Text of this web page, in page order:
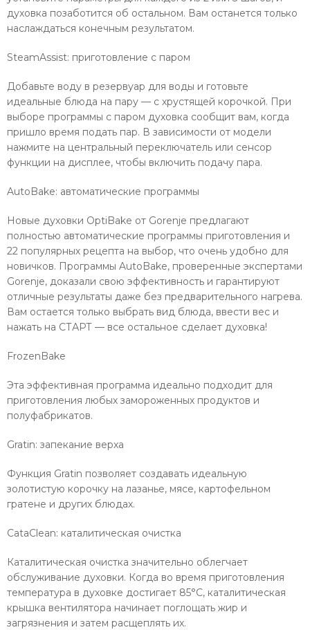
духовка позаботится об остальном. Вам останется только
наслаждаться конечным результатом.
SteamAssist: приготовление с паром
Добавьте воду в резервуар для воды и готовьте
идеальные блюда на пару — с хрустящей корочкой. При
выборе программы с паром духовка сообщит вам, когда
пришло время подать пар. В зависимости от модели
нажмите на центральный переключатель или сенсор
функции на дисплее, чтобы включить подачу пара.
AutoBake: автоматические программы
Новые духовки OptiBake от Gorenje предлагают
полностью автоматические программы приготовления и
22 популярных рецепта на выбор, что очень удобно для
новичков. Программы AutoBake, проверенные экспертами
Gorenje, доказали свою эффективность и гарантируют
отличные результаты даже без предварительного нагрева.
Вам остается только выбрать вид блюда, ввести вес и
нажать на СТАРТ — все остальное сделает духовка!
FrozenBake
Эта эффективная программа идеально подходит для
приготовления любых замороженных продуктов и
полуфабрикатов.
Gratin: запекание верха
Функция Gratin позволяет создавать идеальную
золотистую корочку на лазанье, мясе, картофельном
гратене и других блюдах.
CataClean: каталитическая очистка
Каталитическая очистка значительно облегчает
обслуживание духовки. Когда во время приготовления
температура в духовке достигает 85°С, каталитическая
крышка вентилятора начинает поглощать жир и
загрязнения и затем расщеплять их.